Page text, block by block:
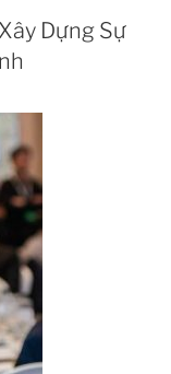
Dựng Sự